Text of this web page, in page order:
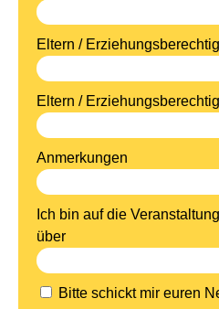
Eltern /
Eltern /
Anmerkungen
Ich bin auf die
über
Bitte schickt mir euren